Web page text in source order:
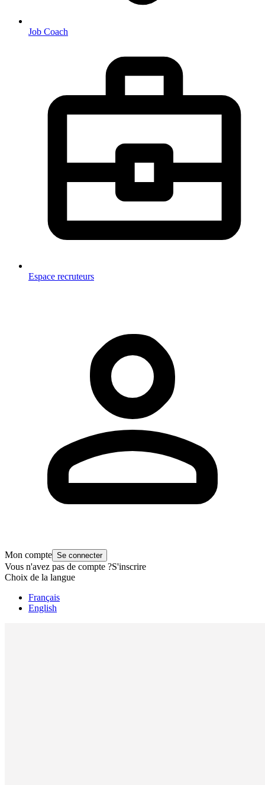
Job Coach
Espace recruteurs
Mon compte Se connecter
Vous n'avez pas de compte ?S'inscrire
Choix de la langue
Français
English